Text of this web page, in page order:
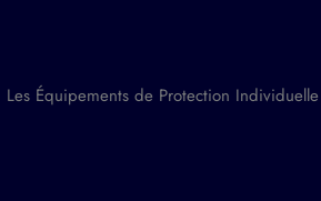
Les Équipements de Protection